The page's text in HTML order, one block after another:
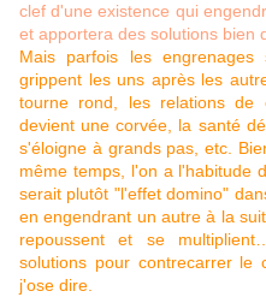
clef d'une existence qui
et apportera des solutions bien
Mais parfois les
grippent les uns après les
tourne rond, les relations de
devient une corvée, la santé
s'éloigne à grands pas, etc.
même temps, l'on a l'habitude
serait plutôt "l'effet domino"
en engendrant un autre à la
repoussent et se
solutions pour contrecarrer le
j'ose dire.